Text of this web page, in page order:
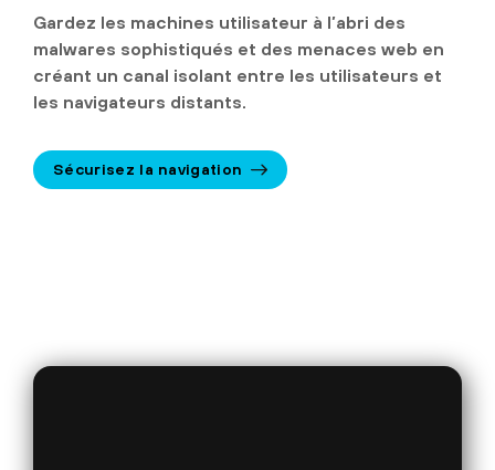
Gardez les machines utilisateur à l’abri des
malwares sophistiqués et des menaces web en
créant un canal isolant entre les utilisateurs et
les navigateurs distants.
Sécurisez la navigation